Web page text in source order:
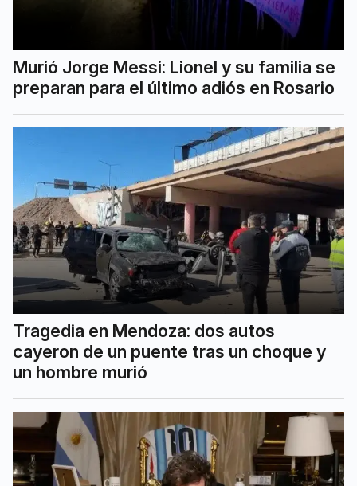
Murió Jorge Messi: Lionel y su familia se
preparan para el último adiós en Rosario
Tragedia en Mendoza: dos autos
cayeron de un puente tras un choque y
un hombre murió